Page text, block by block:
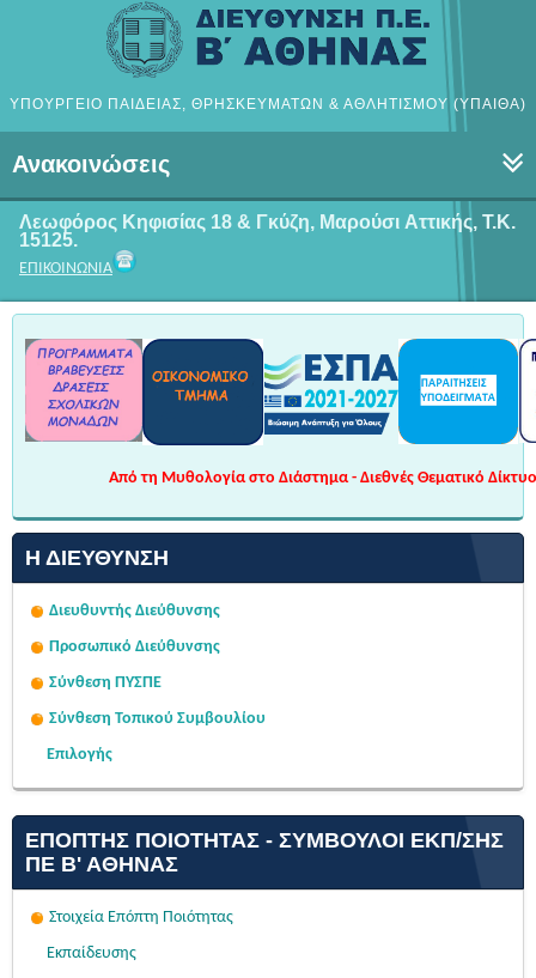
ΥΠΟΥΡΓΕΙΟ ΠΑΙΔΕΙΑΣ, ΘΡΗΣΚΕΥΜΑΤΩΝ & ΑΘΛΗΤΙΣΜΟΥ (ΥΠΑΙΘΑ)
Ανακοινώσεις
Λεωφόρος Κηφισίας 18 & Γκύζη, Μαρούσι Αττικής, Τ.Κ.
15125.
ΕΠΙΚΟΙΝΩΝΙΑ
Από τη Μυθολογία στο Διάστημα - Διεθνές Θεματικό
Η ΔΙΕΎΘΥΝΣΗ
Διευθυντής Διεύθυνσης
Προσωπικό Διεύθυνσης
Σύνθεση ΠΥΣΠΕ
Σύνθεση Τοπικού Συμβουλίου
Επιλογής
ΕΠΌΠΤΗΣ ΠΟΙΌΤΗΤΑΣ - ΣΎΜΒΟΥΛΟΙ ΕΚΠ/ΣΗΣ
ΠΕ Β' ΑΘΉΝΑΣ
Στοιχεία Επόπτη Ποιότητας
Εκπαίδευσης